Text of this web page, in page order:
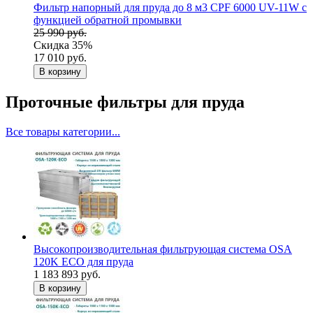
Фильтр напорный для пруда до 8 м3 CPF 6000 UV-11W c
функцией обратной промывки
25 990 руб.
Скидка 35%
17 010 руб.
В корзину
Проточные фильтры для пруда
Все товары категории...
Высокопроизводительная фильтрующая система OSA
120K ECO для пруда
1 183 893 руб.
В корзину